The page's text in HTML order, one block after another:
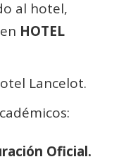
al hotel,
HOTEL
Lancelot.
Oficial.